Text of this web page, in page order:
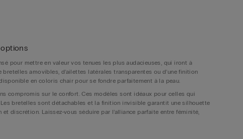
pour mettre en valeur vos tenues les plus audacieuses, qui iront à
amovibles, d’ailettes latérales transparentes ou d’une finition
en coloris chair pour se fondre parfaitement à la peau.
compromis sur le confort. Ces modèles sont idéaux pour celles qui
bretelles sont détachables et la finition invisible garantit une silhouette
discrétion. Laissez-vous séduire par l’alliance parfaite entre féminité,